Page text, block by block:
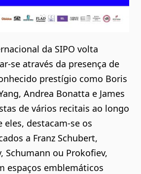
da SIPO volta
se através da presença de
prestígio como Boris
Andrea Bonatta e James
de vários recitais ao longo
eles, destacam-se os
a Franz Schubert,
Schumann ou Prokofiev,
espaços emblemáticos